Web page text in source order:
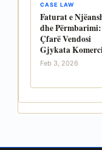
CASE LAW
Faturat e
dhe Përmbarimi:
Çfarë Vendosi
Gjykata
Feb 3, 2026